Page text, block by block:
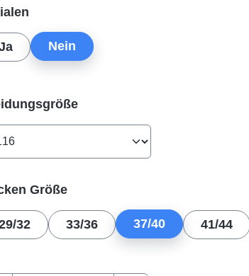
Nein
auswählen
Größeauswählen
32 33/36 37/40 41/44